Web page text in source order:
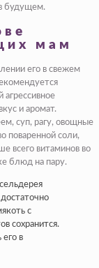
в будущем.
мам
его в свежем
и аромат.
суп, рагу, овощные
поваренной соли,
всего витаминов во
блюд на пару.
с
сохранится.
в